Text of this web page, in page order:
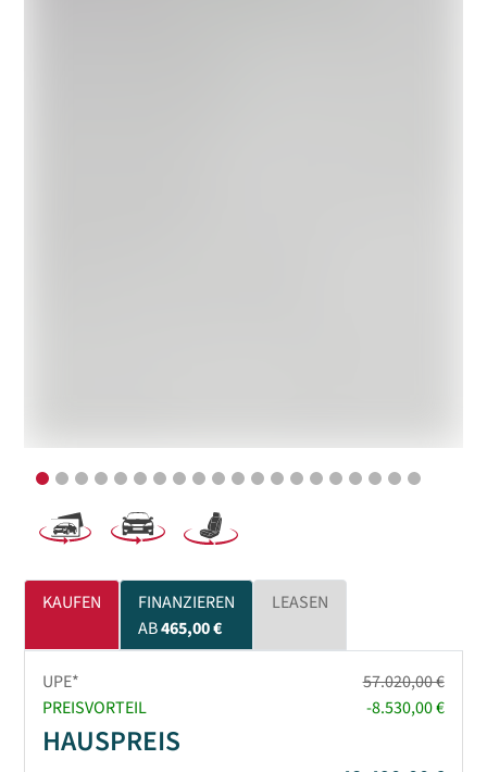
KAUFEN
FINANZIEREN
AB465,00 €
LEASEN
UPE*
57.020,00 €
PREISVORTEIL
-8.530,00 €
HAUSPREIS